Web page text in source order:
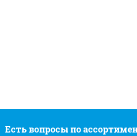
Есть вопросы по